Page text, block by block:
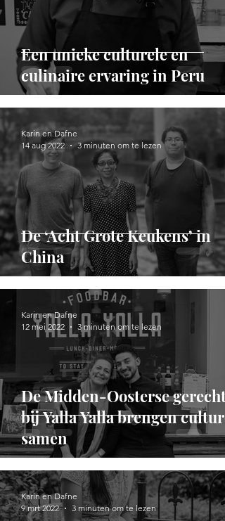
Een unieke culturele en
culinaire ervaring in Peru
De ‘Acht Grote Keukens’ in
China
Karin en Dafne
14 aug 2022
3 minuten om te lezen
De Midden-Oosterse
bij Yalla Yalla brengen
samen
Karin en Dafne
12 mei 2022
3 minuten om te lezen
Karin en Dafne
9 mrt 2022
3 minuten om te lezen